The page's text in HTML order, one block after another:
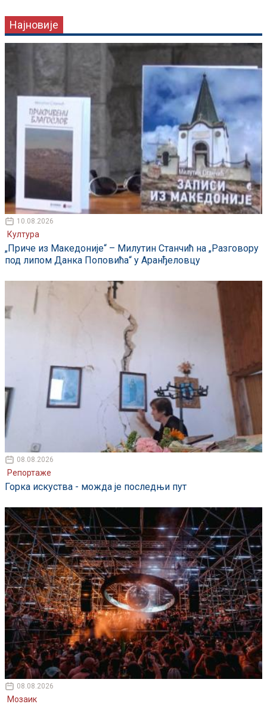
Најновије
10.08.2026
Култура
„Приче из Македоније“ – Милутин Станчић на „Разговору
под липом Данка Поповића“ у Аранђеловцу
08.08.2026
Репортаже
Горка искуства - можда је последњи пут
08.08.2026
Мозаик